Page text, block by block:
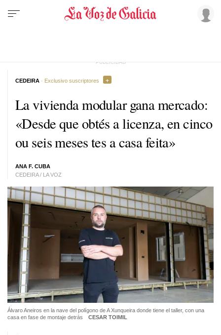
La vivienda modular gana mercado:
«Desde que obtés a licenza, en cinco
ou seis meses tes a casa feita»
ANA F. CUBA
CEDEIRA / LA VOZ
CEDEIRA · Exclusivo suscriptores
Álvaro Aneiros en la nave del polígono de A Xunqueira donde tiene el taller, con una
casa en fase de montaje detrás
CESAR TOIMIL